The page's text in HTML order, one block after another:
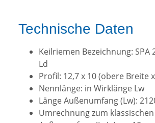
Technische Daten
Keilriemen Bezeichnung: SPA
Ld
Profil: 12,7 x 10 (obere Breite
Nennlänge: in Wirklänge Lw
Länge Außenumfang (Lw):
Umrechnung zum klassischen